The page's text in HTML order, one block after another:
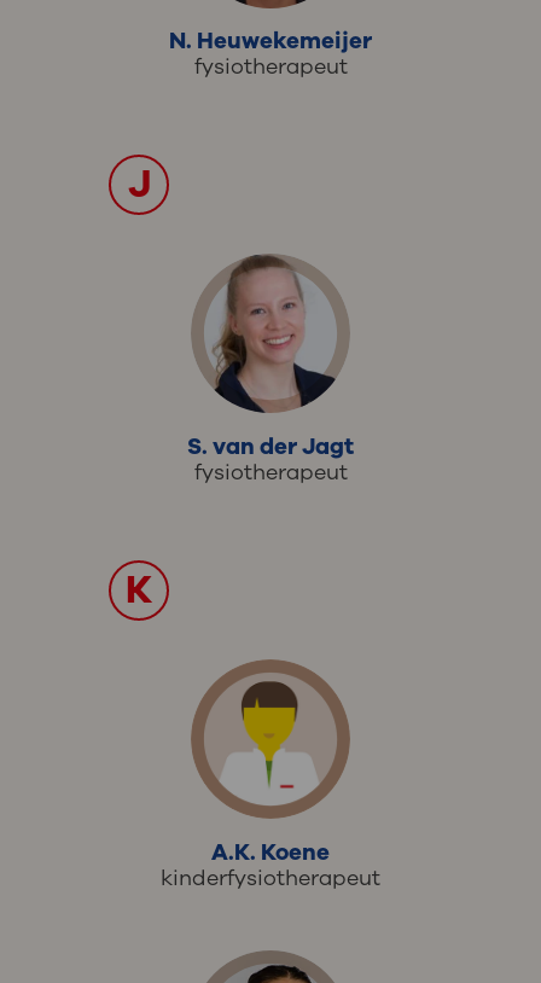
N. Heuwekemeijer
fysiotherapeut
J
S. van der Jagt
fysiotherapeut
K
A.K. Koene
kinderfysiotherapeut